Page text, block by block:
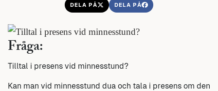
DELA PÅ DELA PÅ
Fråga:
Tilltal i presens vid minnesstund?
Kan man vid minnesstund dua och tala i presens om den